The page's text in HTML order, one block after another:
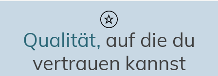
Qualität, auf die du
vertrauen kannst